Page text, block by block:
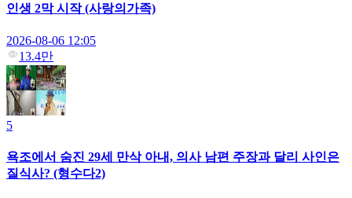
인생 2막 시작 (사랑의가족)
2026-08-06 12:05
13.4만
5
욕조에서 숨진 29세 만삭 아내, 의사 남편 주장과 달리 사인은
질식사? (형수다2)